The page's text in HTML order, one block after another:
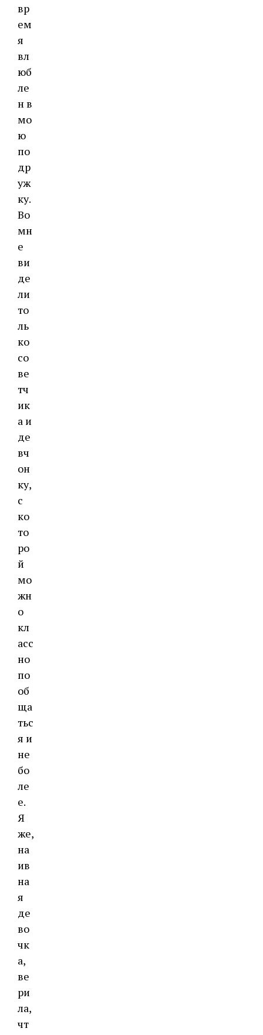
вр
ем
я
вл
юб
ле
н в
мо
ю
по
др
уж
ку.
Во
мн
е
ви
де
ли
то
ль
ко
со
ве
тч
ик
а и
де
вч
он
ку,
с
ко
то
ро
й
мо
жн
о
кл
асс
но
по
об
ща
тьс
я и
не
бо
ле
е.
Я
же,
на
ив
на
я
де
во
чк
а,
ве
ри
ла,
чт